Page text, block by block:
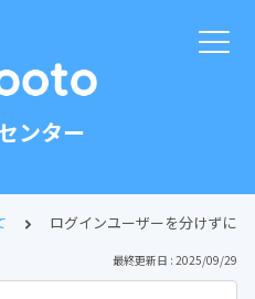
ンター
ログインユーザーを分けずに
最終更新日 : 2025/09/29